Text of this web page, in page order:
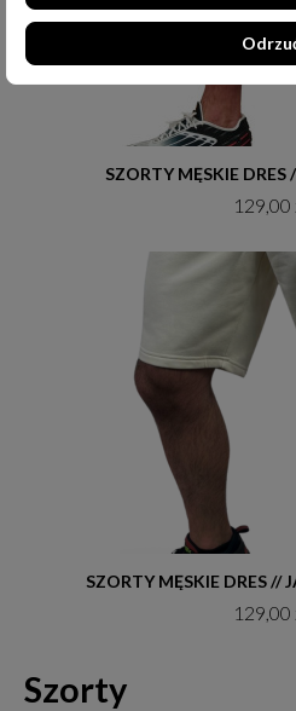
Szorty
Do
SZORTY MĘSKIE DRES
129,00
Do
SZORTY MĘSKIE DRES //
129,00